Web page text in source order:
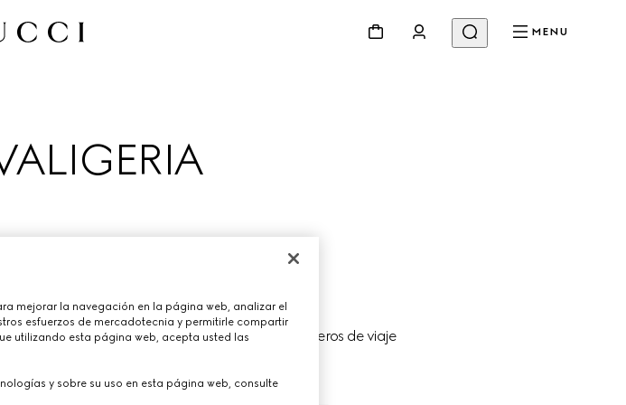
MENU
como taller de equipaje y son los compañeros de viaje
mejorar la navegación en la página web, analizar el
esfuerzos de mercadotecnia y permitirle compartir
utilizando esta página web, acepta usted las
y sobre su uso en esta página web, consulte